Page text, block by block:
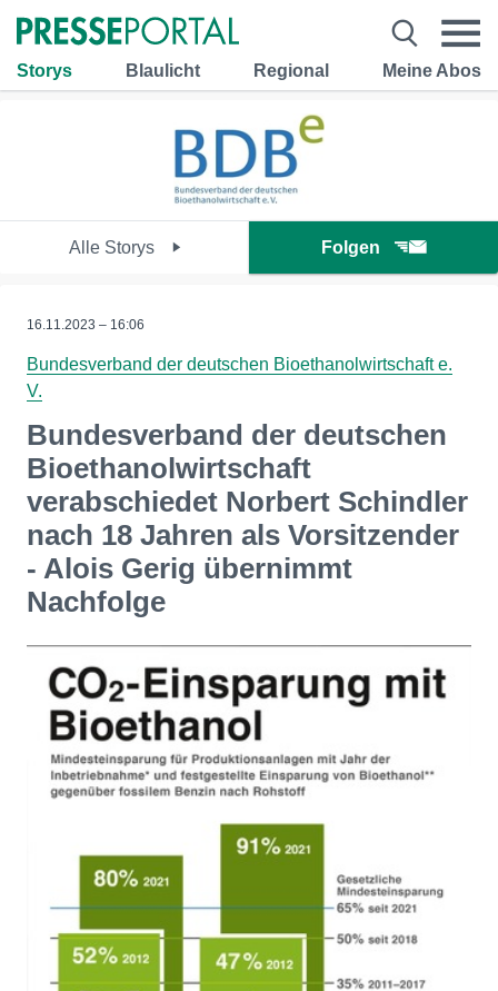
Storys Blaulicht Regional Meine Abos
Alle Storys Folgen
16.11.2023 – 16:06
Bundesverband der deutschen Bioethanolwirtschaft e.
V.
Bundesverband der deutschen
Bioethanolwirtschaft
verabschiedet Norbert Schindler
nach 18 Jahren als Vorsitzender
- Alois Gerig übernimmt
Nachfolge